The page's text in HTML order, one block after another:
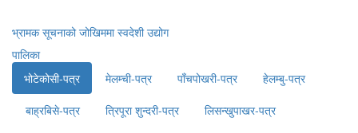
भ्रामक सूचनाको जोखिममा स्वदेशी उद्योग
पालिका
भोटेकोसी-पत्र
मेलम्ची-पत्र पाँचपोखरी-पत्र
हेलम्बु-पत्र
बाह्रबिसे-पत्र
त्रिपूरा शुन्दरी-पत्र
लिसन्खुपाखर-पत्र